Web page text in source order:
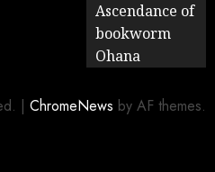
Ascendance of
bookworm
Ohana
| ChromeNews by AF themes.